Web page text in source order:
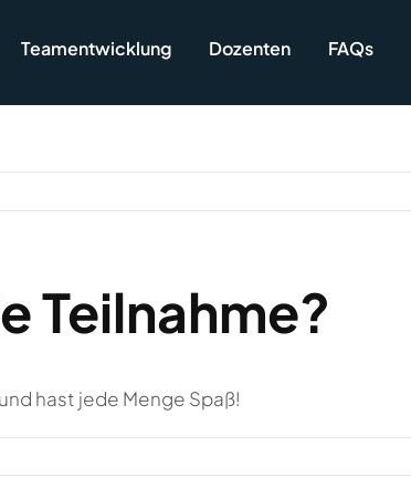
Teamentwicklung Dozenten FAQs
Teilnahme?
hast jede Menge Spaß!